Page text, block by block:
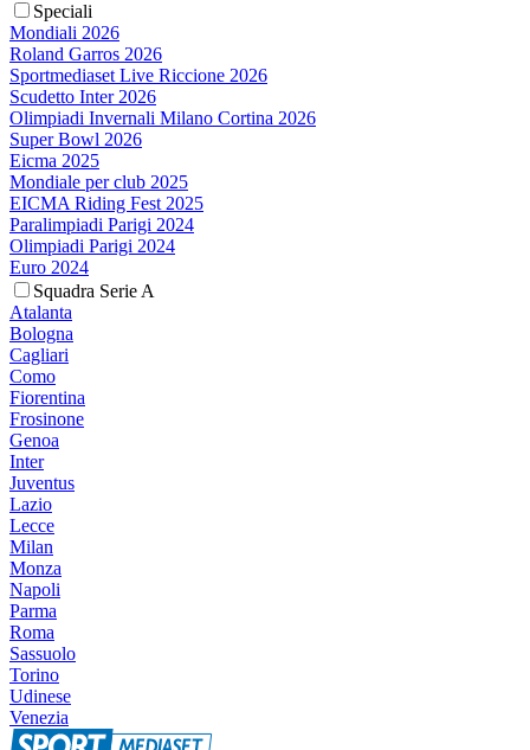
Speciali
Mondiali 2026
Roland Garros 2026
Sportmediaset Live Riccione 2026
Scudetto Inter 2026
Olimpiadi Invernali Milano Cortina 2026
Super Bowl 2026
Eicma 2025
Mondiale per club 2025
EICMA Riding Fest 2025
Paralimpiadi Parigi 2024
Olimpiadi Parigi 2024
Euro 2024
Squadra Serie A
Atalanta
Bologna
Cagliari
Como
Fiorentina
Frosinone
Genoa
Inter
Juventus
Lazio
Lecce
Milan
Monza
Napoli
Parma
Roma
Sassuolo
Torino
Udinese
Venezia